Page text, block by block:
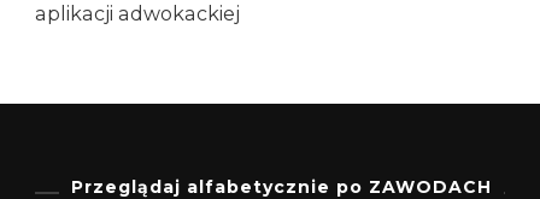
aplikacji adwokackiej
Przeglądaj alfabetycznie po ZAWODACH